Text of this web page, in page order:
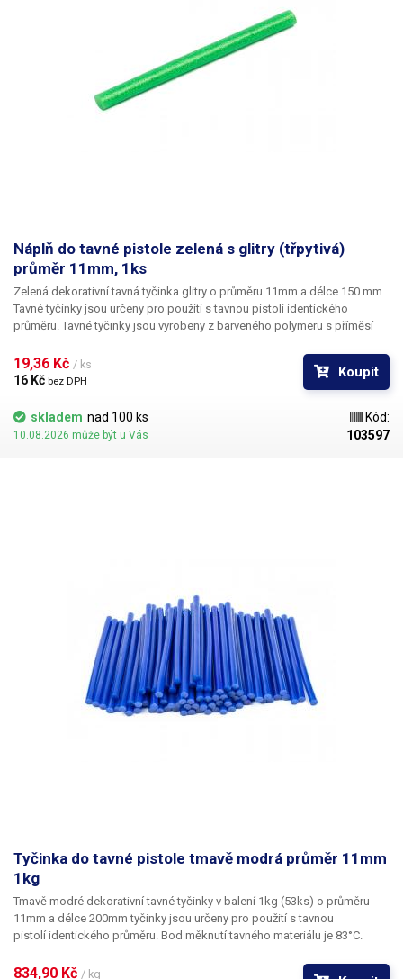
Náplň do tavné pistole zelená s glitry (třpytivá)
průměr 11mm, 1ks
Zelená dekorativní tavná tyčinka glitry o průměru 11mm a délce 150 mm.
Tavné tyčinky jsou určeny pro použití s tavnou pistolí identického
průměru. Tavné tyčinky jsou vyrobeny z barveného polymeru s příměsí
pro spojování rozličných materiálů se jedná zároveň o pohledový
dekorativní prvek. Hmota je neprůhledná a oproti klasickým lepícím
tyčinkám výrazně tužší a pevnější; naopak je však méně ohebná. Tyčinky
se běžně využívají při výrobě a dekorování suchých vázaných květin,
adventních věnců, svátečních ozdob, dárků a přání. V naší nabídce
najdete také tavné tyčinky různých barev.
19,36 Kč / ks
16 Kč bez DPH
Koupit
skladem nad 100 ks
10.08.2026 může být u Vás
Kód:
103597
Tyčinka do tavné pistole tmavě modrá průměr 11mm
1kg
Tmavě modré dekorativní tavné tyčinky v balení 1kg (53ks) o průměru
11mm a délce 200mm tyčinky jsou určeny pro použití s tavnou
pistolí identického průměru. Bod měknutí tavného materiálu je 83°C.
vzhledem určena především pro výtvarné účely k dekoračnímu lepení či
834,90 Kč / kg